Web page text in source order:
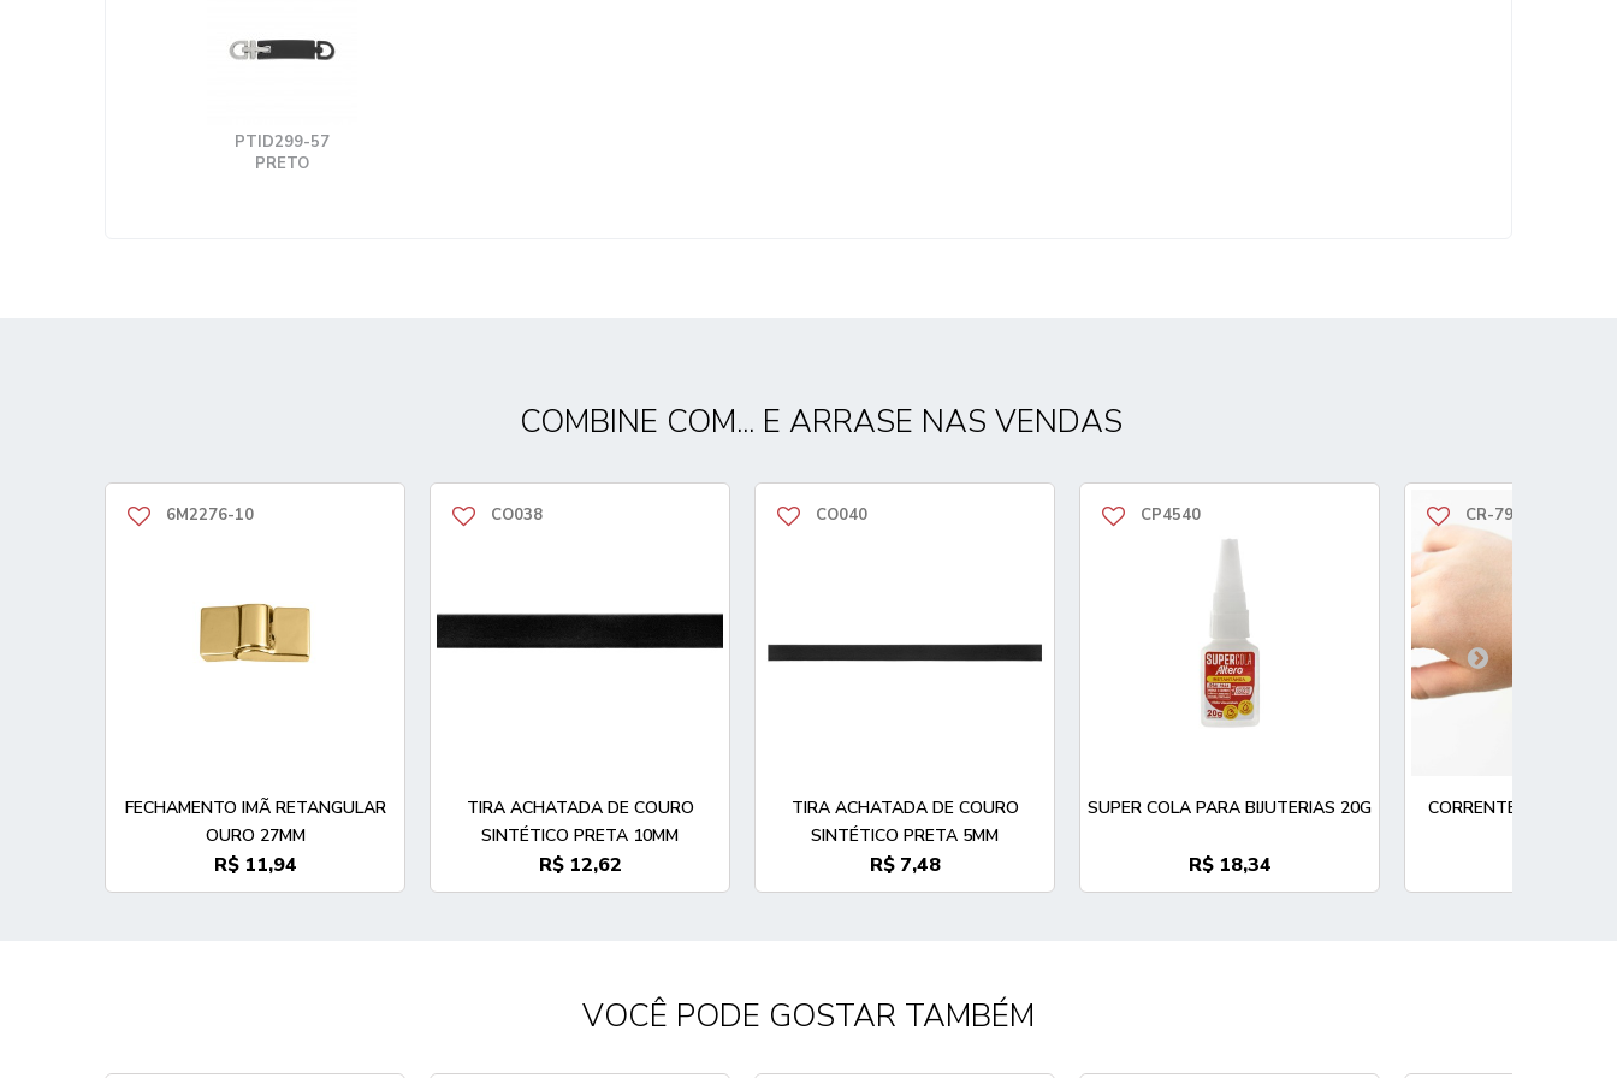
PTID299-57
PRETO
COMBINE COM... E ARRASE NAS VENDAS
6M2276-10
FECHAMENTO IMÃ RETANGULAR
OURO 27MM
R$ 11,94
CO038
TIRA ACHATADA DE COURO
SINTÉTICO PRETA 10MM
R$ 12,62
CO040
TIRA ACHATADA DE COURO
SINTÉTICO PRETA 5MM
R$ 7,48
CP4540
SUPER COLA PARA BIJUTERIAS 20G
R$ 18,34
CR-79
CORRENTE ELO
VOCÊ PODE GOSTAR TAMBÉM